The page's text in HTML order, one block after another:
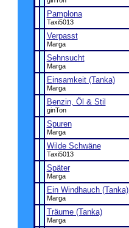
Pamplona
Taxi5013
Verpasst
Marga
Sehnsucht
Marga
Einsamkeit (Tanka)
Marga
Benzin, Öl & Stil
ginTon
Spuren
Marga
Wilde Schwäne
Taxi5013
Später
Marga
Ein Windhauch (Tanka)
Marga
Träume (Tanka)
Marga